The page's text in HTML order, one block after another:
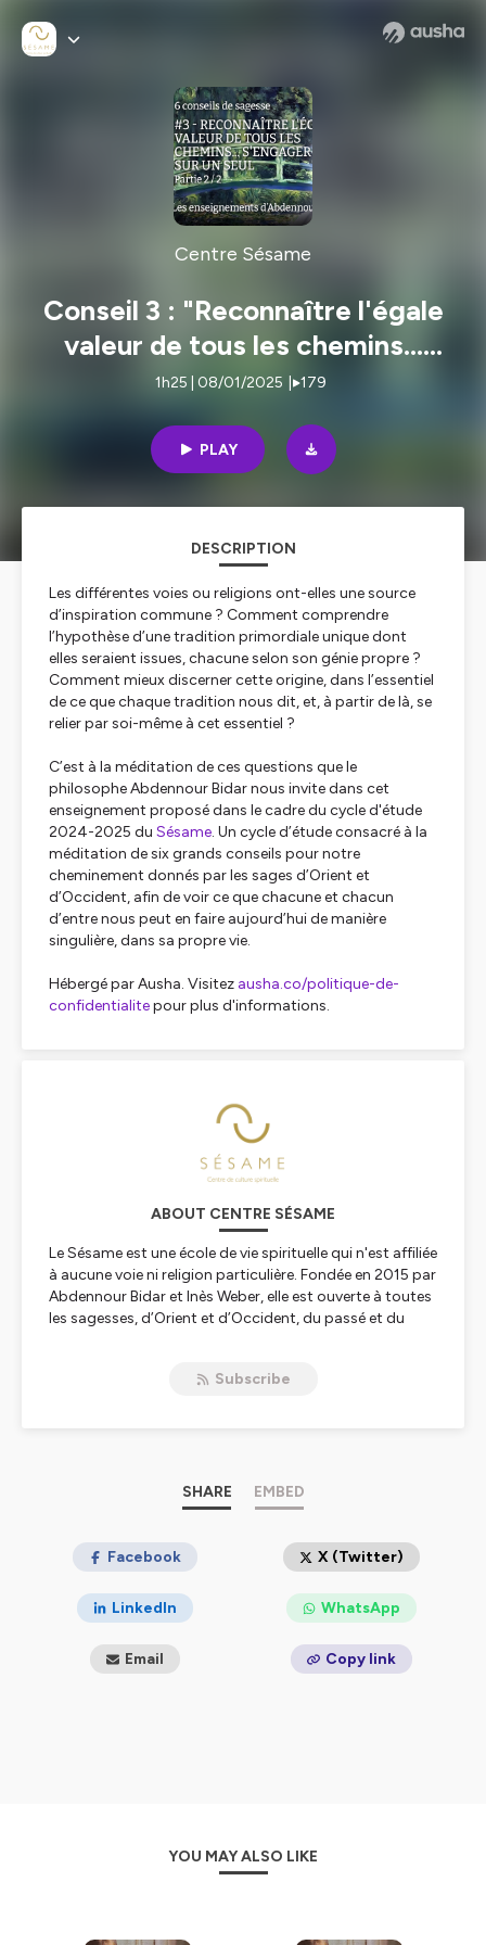
Centre Sésame
Conseil 3 : "Reconnaître l'égale
valeur de tous les chemins...
s'engager sur un seul" - Partie 2/2
1h25 | 08/01/2025 179
PLAY
DESCRIPTION
Les différentes voies ou religions ont-elles une source
d’inspiration commune ? Comment comprendre
l’hypothèse d’une tradition primordiale unique dont
elles seraient issues, chacune selon son génie propre ?
Comment mieux discerner cette origine, dans l’essentiel
de ce que chaque tradition nous dit, et, à partir de là, se
relier par soi-même à cet essentiel ?
C’est à la méditation de ces questions que le
philosophe Abdennour Bidar nous invite dans cet
enseignement proposé dans le cadre du cycle d'étude
2024-2025 du Sésame. Un cycle d’étude consacré à la
méditation de six grands conseils pour notre
cheminement donnés par les sages d’Orient et
d’Occident, afin de voir ce que chacune et chacun
d’entre nous peut en faire aujourd’hui de manière
singulière, dans sa propre vie.
Hébergé par Ausha. Visitez ausha.co/politique-de-
confidentialitepour plus d'informations.
ABOUT CENTRE SÉSAME
Le Sésame est une école de vie spirituelle qui n'est affiliée
à aucune voie ni religion particulière. Fondée en 2015 par
Abdennour Bidar et Inès Weber, elle est ouverte à toutes
les sagesses, d’Orient et d’Occident, du passé et du
voie. L'école du Sésame est également fraternelle parce
Hébergé par Ausha. Visitez
ausha.co/politique-de-
Subscribe
SHARE EMBED
Facebook X (Twitter)
LinkedIn WhatsApp
Email Copy link
YOU MAY ALSO LIKE